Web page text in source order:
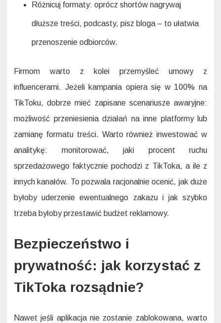
Różnicuj formaty: oprócz shortów nagrywaj
dłuższe treści, podcasty, pisz bloga – to ułatwia
przenoszenie odbiorców.
Firmom warto z kolei przemyśleć umowy z
influencerami. Jeżeli kampania opiera się w 100% na
TikToku, dobrze mieć zapisane scenariusze awaryjne:
możliwość przeniesienia działań na inne platformy lub
zamianę formatu treści. Warto również inwestować w
analitykę: monitorować, jaki procent ruchu
sprzedażowego faktycznie pochodzi z TikToka, a ile z
innych kanałów. To pozwala racjonalnie ocenić, jak duże
byłoby uderzenie ewentualnego zakazu i jak szybko
trzeba byłoby przestawić budżet reklamowy.
Bezpieczeństwo i
prywatność: jak korzystać z
TikToka rozsądnie?
Nawet jeśli aplikacja nie zostanie zablokowana, warto